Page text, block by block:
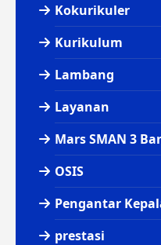
Kokurikuler
Kurikulum
Lambang
Layanan
Mars SMAN 3
OSIS
Pengantar
prestasi